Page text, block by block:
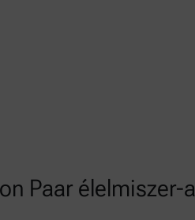
Paar